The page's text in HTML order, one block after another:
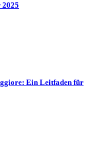
Ein Leitfaden für